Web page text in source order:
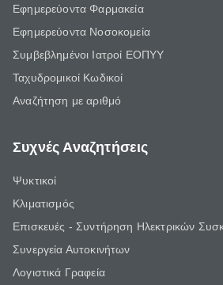
Εφημερεύοντα Φαρμακεία
Εφημερεύοντα Νοσοκομεία
Συμβεβλημένοι Ιατροί ΕΟΠΥΥ
Ταχυδρομικοί Κωδικοί
Αναζήτηση με αριθμό
Συχνές Αναζητήσεις
Ψυκτικοί
Κλιματισμός
Επισκευές - Συντήρηση Ηλεκτρικών
Συνεργεία Αυτοκινήτων
Λογιστικά Γραφεία